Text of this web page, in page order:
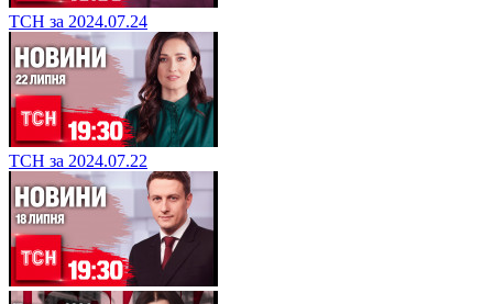
ТСН за 2024.07.24
ТСН за 2024.07.22